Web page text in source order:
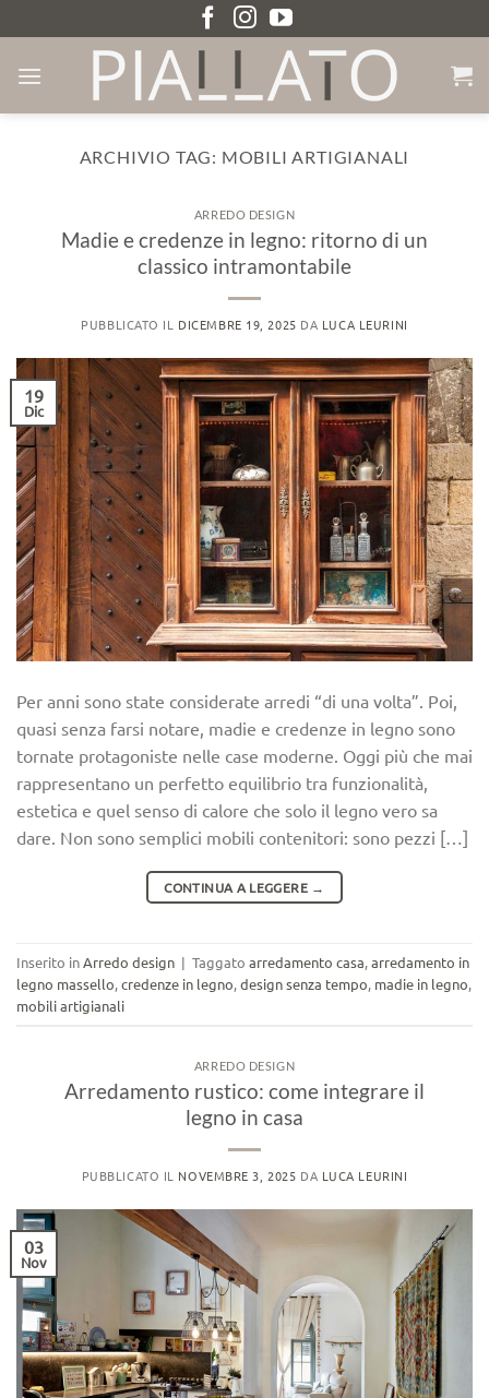
ai
contenuti
ARCHIVIO TAG: MOBILI ARTIGIANALI
ARREDO DESIGN
Madie e credenze in legno: ritorno di un
classico intramontabile
PUBBLICATO IL DICEMBRE 19, 2025 DA LUCA LEURINI
19
Dic
Per anni sono state considerate arredi “di una volta”. Poi,
quasi senza farsi notare, madie e credenze in legno sono
tornate protagoniste nelle case moderne. Oggi più che mai
rappresentano un perfetto equilibrio tra funzionalità,
estetica e quel senso di calore che solo il legno vero sa
dare. Non sono semplici mobili contenitori: sono pezzi […]
CONTINUA A LEGGERE →
Inserito inArredo design | Taggato arredamento casa,arredamento in
legno massello,credenze in legno,design senza tempo, madie in legno,
mobili artigianali
ARREDO DESIGN
Arredamento rustico: come integrare il
legno in casa
PUBBLICATO IL NOVEMBRE 3, 2025 DA LUCA LEURINI
03
Nov